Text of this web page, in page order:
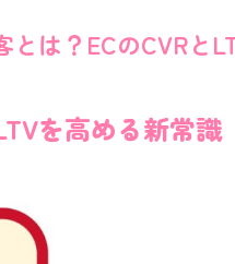
を高める新常識